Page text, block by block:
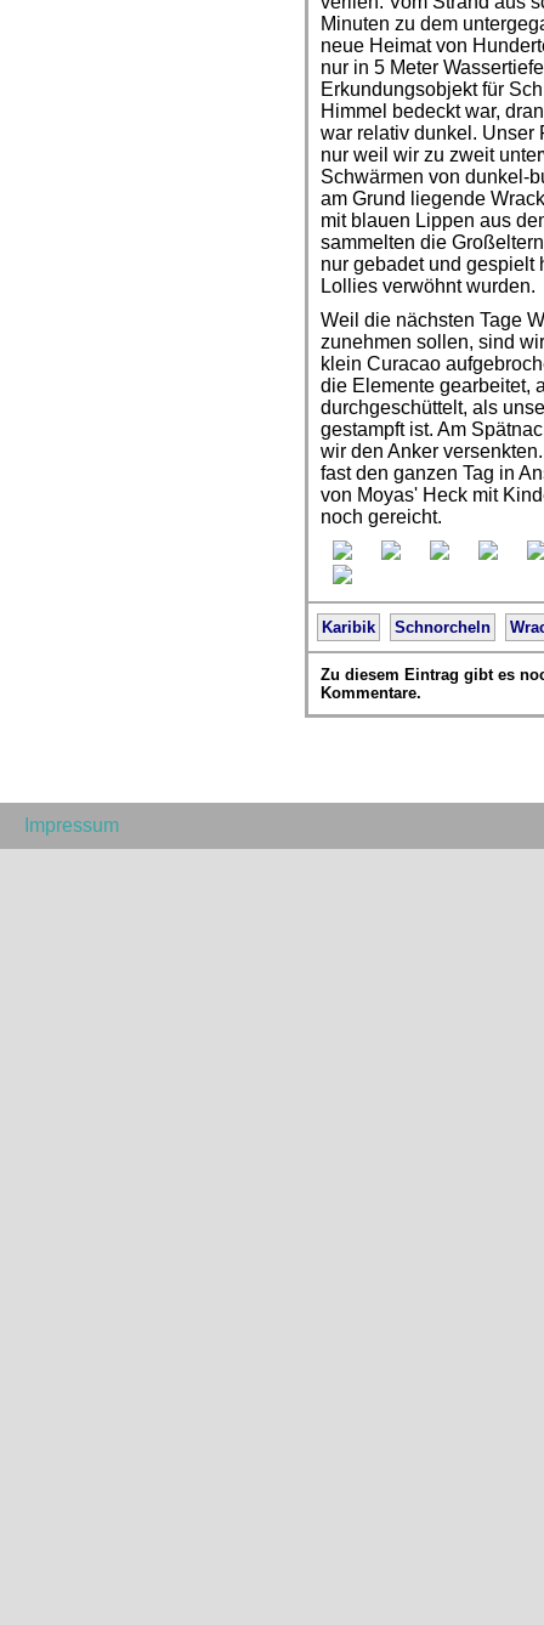
Minuten zu dem
neue Heimat von
nur in 5 Meter
Erkundungsobjekt für
Himmel bedeckt war,
war relativ dunkel. Unser
nur weil wir zu zweit
Schwärmen von dunkel-
am Grund liegende
mit blauen Lippen aus
sammelten die
nur gebadet und gespielt
Lollies verwöhnt wurden.
Weil die nächsten Tage
zunehmen sollen, sind
klein Curacao
die Elemente gearbeitet,
durchgeschüttelt, als
gestampft ist. Am
wir den Anker
fast den ganzen Tag in
von Moyas' Heck mit
noch gereicht.
Karibik Schnorcheln
Zu diesem Eintrag gibt es
Kommentare.
Impressum